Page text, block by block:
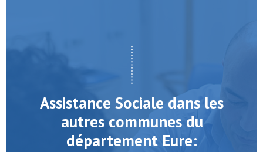
Assistance Sociale dans les
autres communes du
département Eure: